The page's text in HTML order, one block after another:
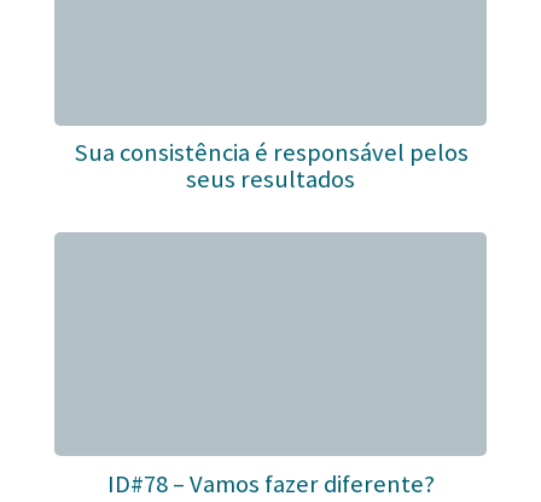
Sua consistência é responsável pelos
seus resultados
ID#78 – Vamos fazer diferente?